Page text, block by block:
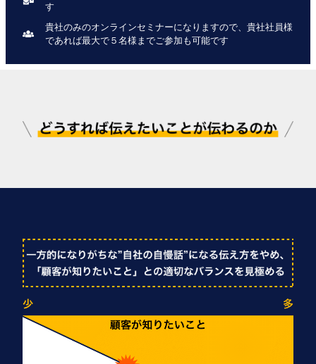
す
貴社のみのオンラインセミナーになりますので、貴社社員様
であれば最大で５名様までご参加も可能です